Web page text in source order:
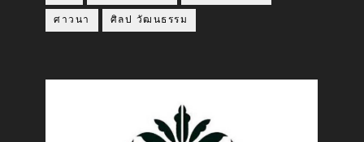
ศาวนา ศิลป วัฒนธรรม